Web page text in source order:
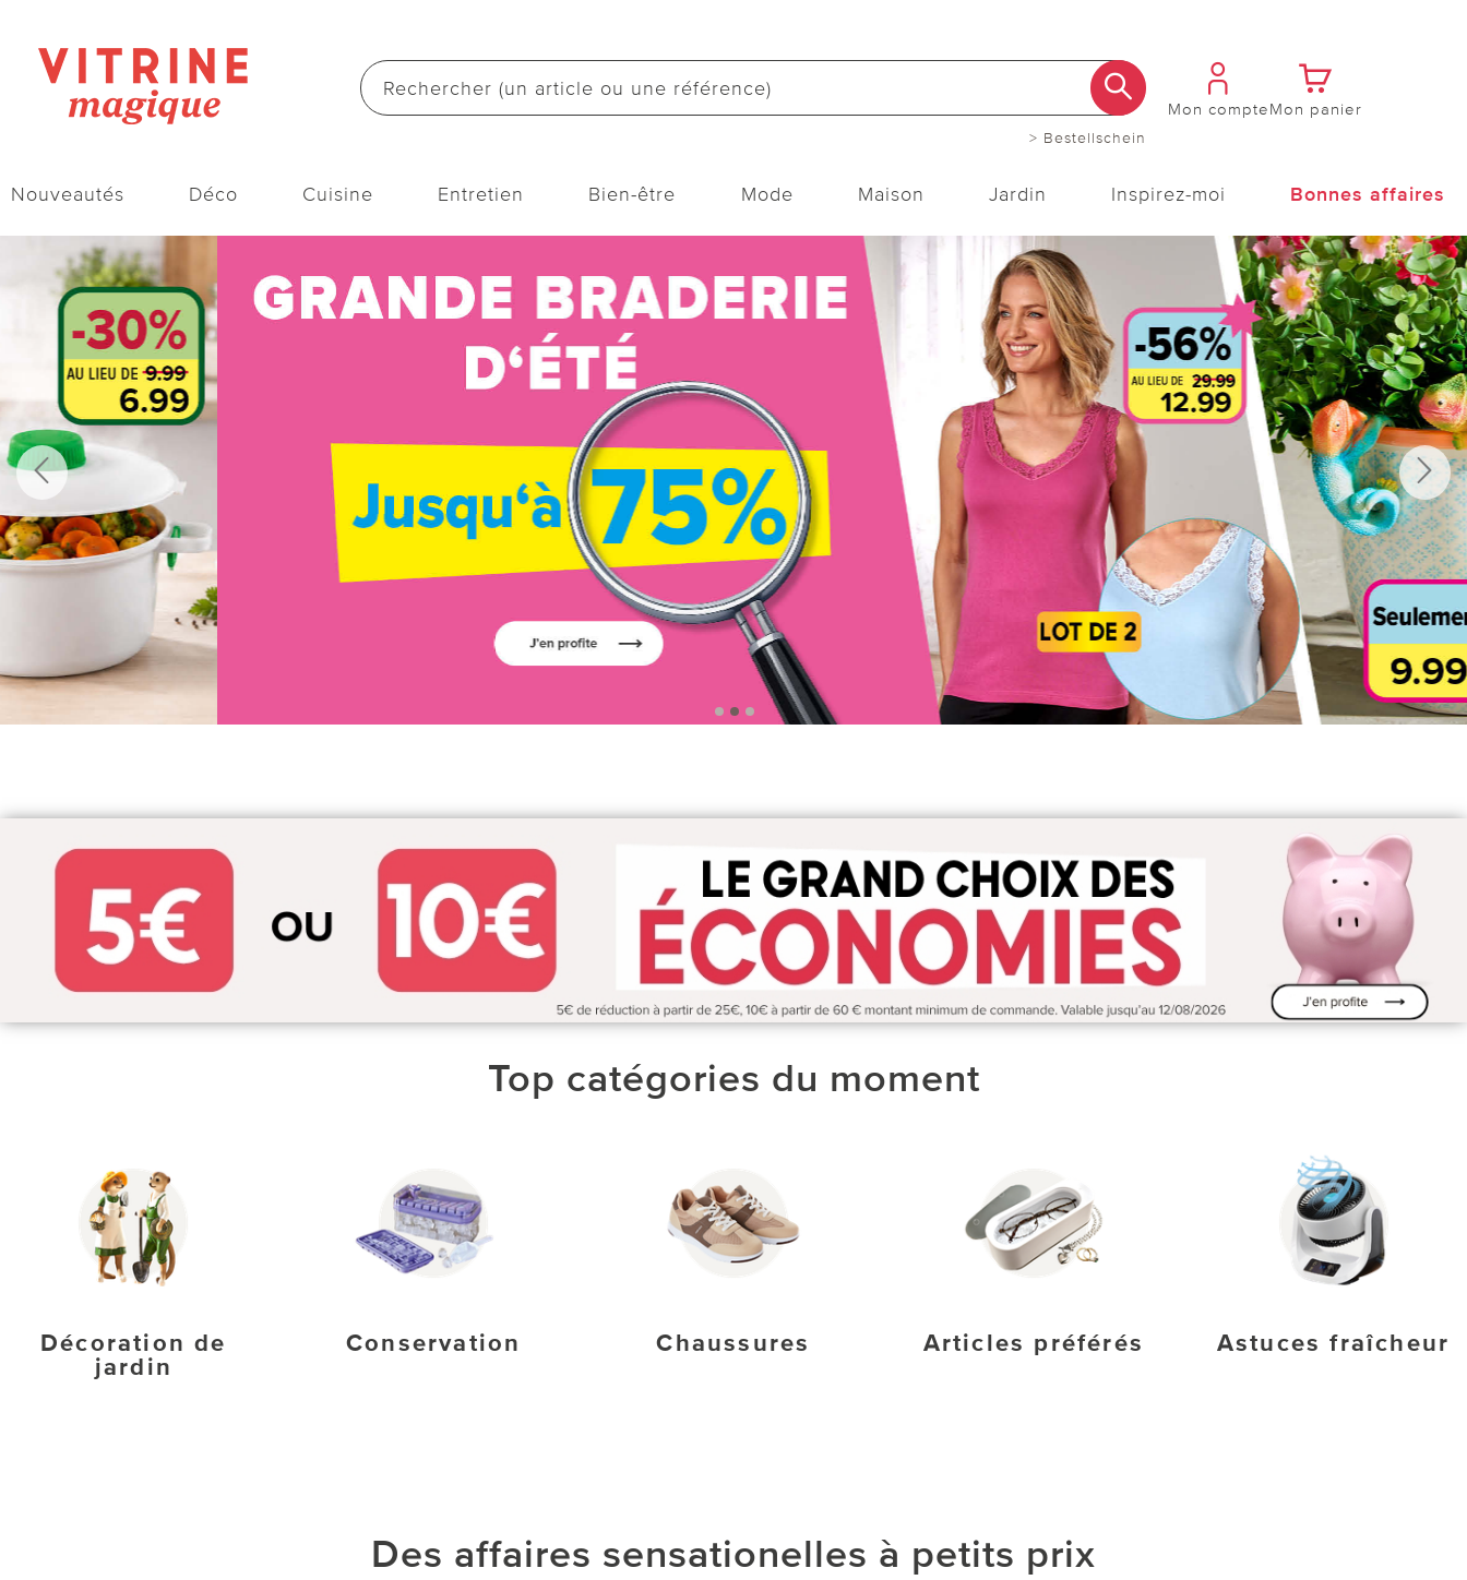
> Bestellschein
Mon compteMon panier
Nouveautés Déco Cuisine Entretien Bien-être Mode Maison Jardin Inspirez-moi Bonnes affaires
Top catégories du moment
Décoration de
jardin
Conservation Chaussures Articles préférés Astuces fraîcheur
Des affaires sensationelles à petits prix